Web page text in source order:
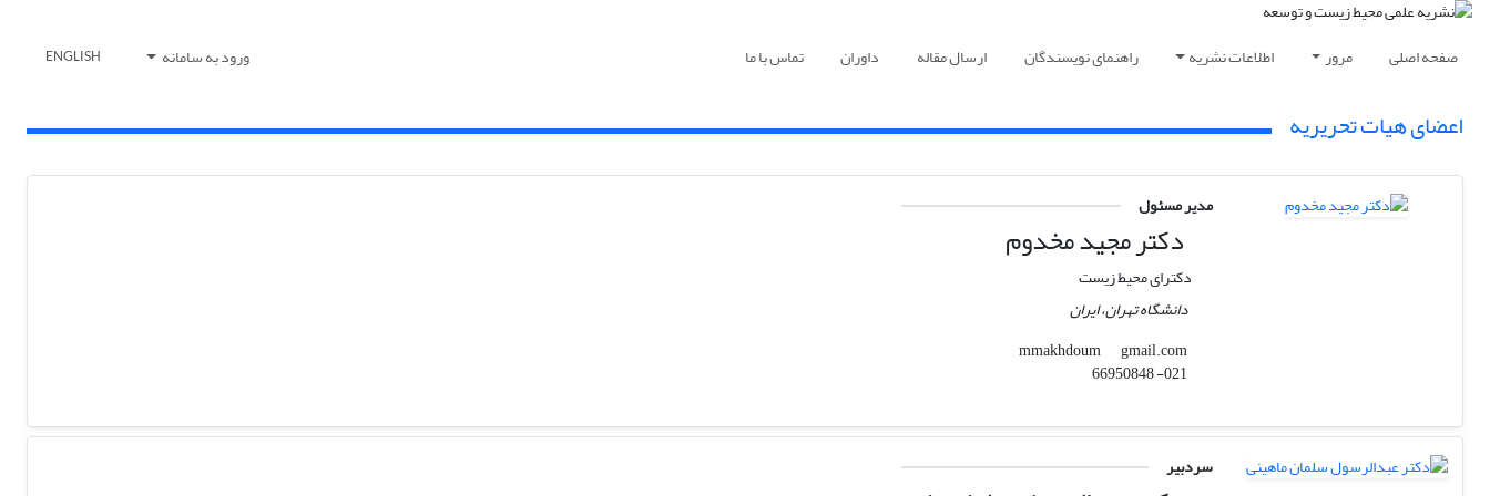
صفحه اصلی مرور اطلاعات نشریه راهنمای نویسندگان ارسال مقاله داوران تماس با ما ورود به سامانه ENGLISH
اعضای هیات تحریریه
مدیر مسئول
دکتر مجید مخدوم
دکترای محیط زیست
دانشگاه تهران، ایران
mmakhdoum
gmail.com
سردبیر